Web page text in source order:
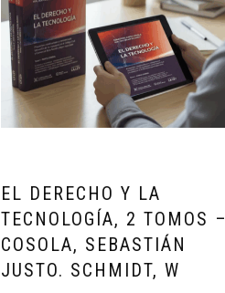
EL DERECHO Y LA
TECNOLOGÍA, 2 TOMOS –
COSOLA, SEBASTIÁN
JUSTO. SCHMIDT, W